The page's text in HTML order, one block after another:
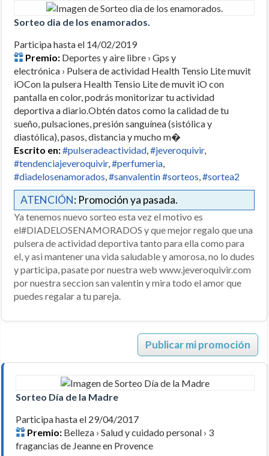
Sorteo dia de los enamorados.
Participa hasta el 14/02/2019
Premio: Deportes y aire libre › Gps y
electrónica › Pulsera de actividad Health Tensio Lite muvit
iOCon la pulsera Health Tensio Lite de muvit iO con
pantalla en color, podrás monitorizar tu actividad
deportiva a diario.Obtén datos como la calidad de tu
sueño, pulsaciones, presión sanguínea (sistólica y
diastólica), pasos, distancia y mucho m�
Escrito en:#pulseradeactividad,#jeveroquivir,
#tendenciajeveroquivir,#perfumeria,
#diadelosenamorados,#sanvalentin #sorteos,#sortea2
ATENCIÓN: Promoción ya pasada.
Ya tenemos nuevo sorteo esta vez el motivo es
el#DIADELOSENAMORADOS y que mejor regalo que una
pulsera de actividad deportiva tanto para ella como para
el, y asi mantener una vida saludable y amorosa, no lo dudes
y participa, pasate por nuestra web www.jeveroquivir.com
por nuestra seccion san valentin y mira todo el amor que
puedes regalar a tu pareja.
Publicar mi promoción
Sorteo Día de la Madre
Participa hasta el 29/04/2017
Premio: Belleza › Salud y cuidado personal › 3
fragancias de Jeanne en Provence